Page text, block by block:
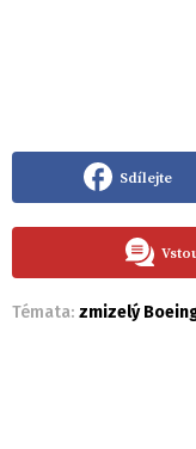
Sdílejte
Témata: zmizelý